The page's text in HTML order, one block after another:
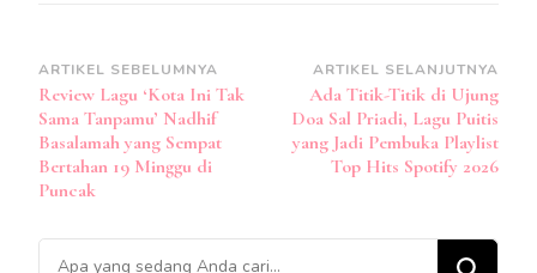
Navigasi
Artikel
ARTIKEL SEBELUMNYA
Review Lagu ‘Kota Ini Tak
Sama Tanpamu’ Nadhif
Basalamah yang Sempat
Bertahan 19 Minggu di
Puncak
ARTIKEL SELANJUTNYA
Ada Titik-Titik di Ujung
Doa Sal Priadi, Lagu Puitis
yang Jadi Pembuka Playlist
Top Hits Spotify 2026
Mencari